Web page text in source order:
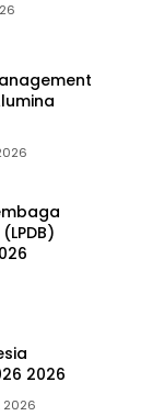
2026
2026